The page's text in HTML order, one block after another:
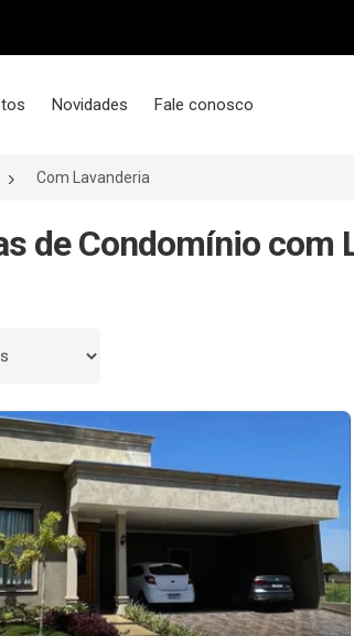
Novidades Fale conosco
Com Lavanderia
de Condomínio com